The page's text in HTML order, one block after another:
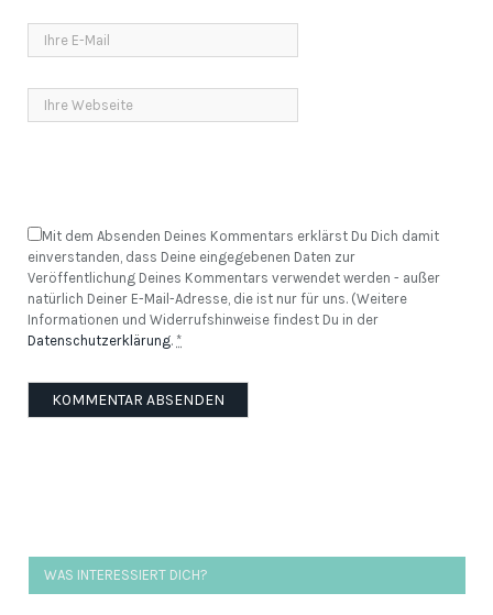
Mit dem Absenden Deines Kommentars erklärst Du Dich damit
einverstanden, dass Deine eingegebenen Daten zur
Veröffentlichung Deines Kommentars verwendet werden - außer
natürlich Deiner E-Mail-Adresse, die ist nur für uns. (Weitere
Informationen und Widerrufshinweise findest Du in der
Datenschutzerklärung. *
WAS INTERESSIERT DICH?